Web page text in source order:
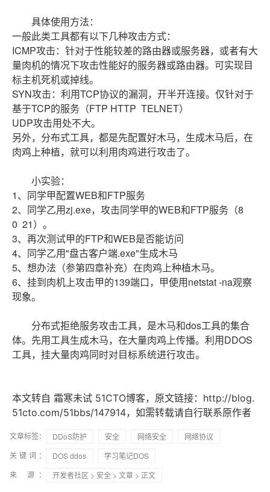
具体使用方法：
一般此类工具都有以下几种攻击方式：
ICMP攻击：针对于性能较差的路由器或服务器，或者有大
量肉机的情况下攻击性能好的服务器或路由器。可实现目
标主机死机或掉线。
SYN攻击：利用TCP协议的漏洞，开半开连接。仅针对于
基于TCP的服务（FTP HTTP TELNET）
UDP攻击用处不大。
另外，分布式工具，都是先配置好木马，生成木马后，在
肉鸡上种植，就可以利用肉鸡进行攻击了。
小实验：
1、同学甲配置WEB和FTP服务
2、同学乙用zj.exe，攻击同学甲的WEB和FTP服务（8
0 21）。
3、再次测试甲的FTP和WEB是否能访问
4、同学乙用"盘古客户端.exe"生成木马
5、想办法（参第四章补充）在肉鸡上种植木马。
6、挂到肉机上攻击甲的139端口，甲使用netstat -na观察
现象。
分布式拒绝服务攻击工具，是木马和dos工具的集合
体。先用工具生成木马，在大量肉鸡上传播。利用DDOS
工具，挂大量肉鸡同时对目标系统进行攻击。
本文转自 霜寒未试 51CTO博客，原文链接：http://blog.
51cto.com/51bbs/147914，如需转载请自行联系原作者
文章标签： DDoS防护 安全 网络安全
网络协议
关键词：
DOS ddos
学习笔记DOS
来 源：
开发者社区 > 安全 > 文章 > 正文